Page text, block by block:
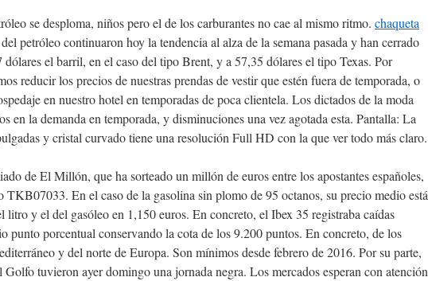
se desploma, niños pero el de los carburantes no cae al mismo ritmo. chaqueta
petróleo continuaron hoy la tendencia al alza de la semana pasada y han cerrado
dólares el barril, en el caso del tipo Brent, y a 57,35 dólares el tipo Texas. Por
reducir los precios de nuestras prendas de vestir que estén fuera de temporada, o
en nuestro hotel en temporadas de poca clientela. Los dictados de la moda
en la demanda en temporada, y disminuciones una vez agotada esta. Pantalla: La
y cristal curvado tiene una resolución Full HD con la que ver todo más claro.
de El Millón, que ha sorteado un millón de euros entre los apostantes españoles,
TKB07033. En el caso de la gasolina sin plomo de 95 octanos, su precio medio está
litro y el del gasóleo en 1,150 euros. En concreto, el Ibex 35 registraba caídas
punto porcentual conservando la cota de los 9.200 puntos. En concreto, de los
y del norte de Europa. Son mínimos desde febrero de 2016. Por su parte,
Golfo tuvieron ayer domingo una jornada negra. Los mercados esperan con atención